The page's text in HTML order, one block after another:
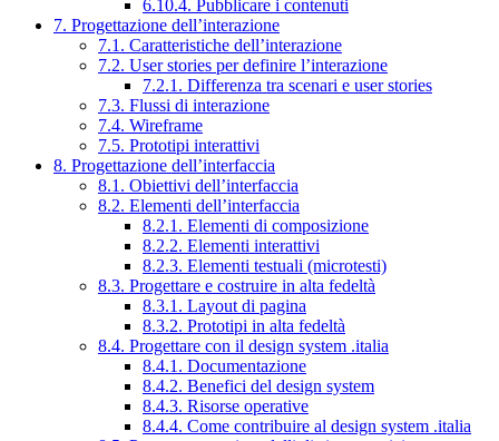
6.10.4. Pubblicare i contenuti
7. Progettazione dell’interazione
7.1. Caratteristiche dell’interazione
7.2. User stories per definire l’interazione
7.2.1. Differenza tra scenari e user stories
7.3. Flussi di interazione
7.4. Wireframe
7.5. Prototipi interattivi
8. Progettazione dell’interfaccia
8.1. Obiettivi dell’interfaccia
8.2. Elementi dell’interfaccia
8.2.1. Elementi di composizione
8.2.2. Elementi interattivi
8.2.3. Elementi testuali (microtesti)
8.3. Progettare e costruire in alta fedeltà
8.3.1. Layout di pagina
8.3.2. Prototipi in alta fedeltà
8.4. Progettare con il design system .italia
8.4.1. Documentazione
8.4.2. Benefici del design system
8.4.3. Risorse operative
8.4.4. Come contribuire al design system .italia